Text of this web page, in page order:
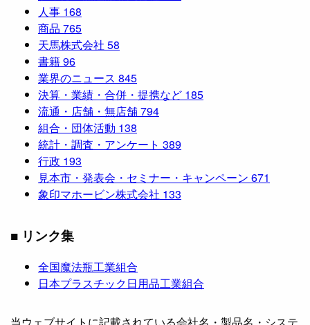
人事 168
商品 765
天馬株式会社 58
書籍96
業界のニュース 845
決算・業績・合併・提携など 185
流通・店舗・無店舗794
組合・団体活動 138
統計・調査・アンケート 389
行政 193
見本市・発表会・セミナー・キャンペーン 671
象印マホービン株式会社 133
■ リンク集
全国魔法瓶工業組合
日本プラスチック日用品工業組合